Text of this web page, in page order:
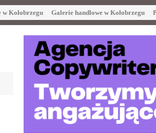
Kołobrzegu Galerie handlowe w Kołobrzegu